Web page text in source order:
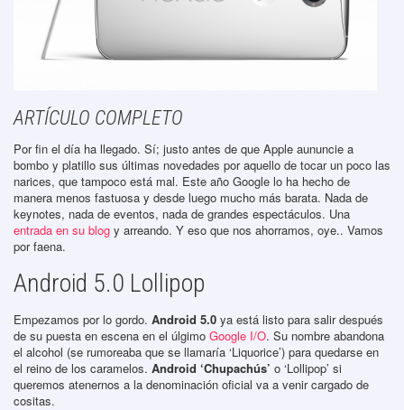
ARTÍCULO COMPLETO
Por fin el día ha llegado. Sí; justo antes de que Apple aununcie a
bombo y platillo sus últimas novedades por aquello de tocar un poco las
narices, que tampoco está mal. Este año Google lo ha hecho de
manera menos fastuosa y desde luego mucho más barata. Nada de
keynotes, nada de eventos, nada de grandes espectáculos. Una
entrada en su blog y arreando. Y eso que nos ahorramos, oye.. Vamos
por faena.
Android 5.0 Lollipop
Empezamos por lo gordo. Android 5.0 ya está listo para salir después
de su puesta en escena en el úlgimo Google I/O. Su nombre abandona
el alcohol (se rumoreaba que se llamaría ‘Liquorice’) para quedarse en
el reino de los caramelos. Android ‘Chupachús’ o ‘Lollipop’ si
queremos atenernos a la denominación oficial va a venir cargado de
cositas.